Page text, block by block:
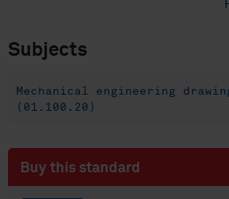
Subjects
Mechanical engineering
(01.100.20)
Buy this standard